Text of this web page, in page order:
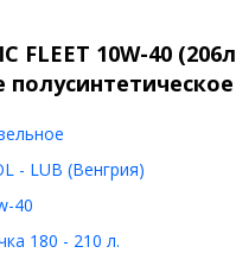
10W-40
полусинтетическое
- LUB (Венгрия)
40
180 - 210 л.